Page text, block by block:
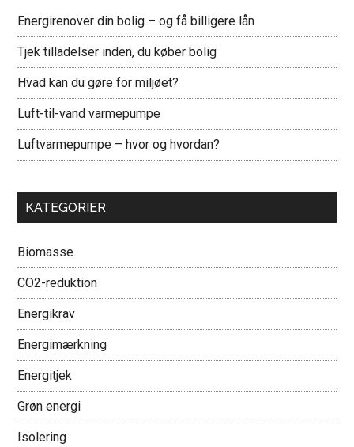
Energirenover din bolig – og få billigere lån
Tjek tilladelser inden, du køber bolig
Hvad kan du gøre for miljøet?
Luft-til-vand varmepumpe
Luftvarmepumpe – hvor og hvordan?
KATEGORIER
Biomasse
CO2-reduktion
Energikrav
Energimærkning
Energitjek
Grøn energi
Isolering